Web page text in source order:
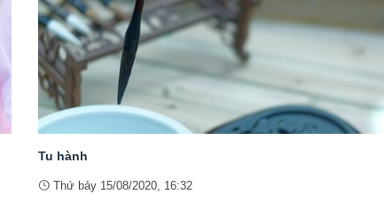
Tu hành
Thứ bảy 15/08/2020, 16:32